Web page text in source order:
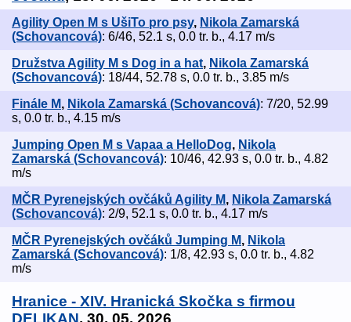
Agility Open M s UšiTo pro psy, Nikola Zamarská
(Schovancová): 6/46, 52.1 s, 0.0 tr. b., 4.17 m/s
Družstva Agility M s Dog in a hat, Nikola Zamarská
(Schovancová): 18/44, 52.78 s, 0.0 tr. b., 3.85 m/s
Finále M, Nikola Zamarská (Schovancová): 7/20, 52.99
s, 0.0 tr. b., 4.15 m/s
Jumping Open M s Vapaa a HelloDog, Nikola
Zamarská (Schovancová): 10/46, 42.93 s, 0.0 tr. b., 4.82
m/s
MČR Pyrenejských ovčáků Agility M, Nikola Zamarská
(Schovancová): 2/9, 52.1 s, 0.0 tr. b., 4.17 m/s
MČR Pyrenejských ovčáků Jumping M, Nikola
Zamarská (Schovancová): 1/8, 42.93 s, 0.0 tr. b., 4.82
m/s
Hranice - XIV. Hranická Skočka s firmou
DELIKAN, 30. 05. 2026